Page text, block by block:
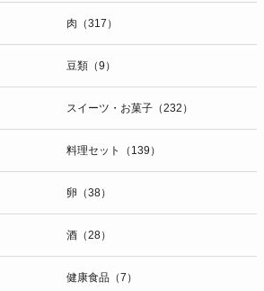
肉（317）
豆類（9）
スイーツ・お菓子（232）
料理セット（139）
卵（38）
酒（28）
健康食品（7）